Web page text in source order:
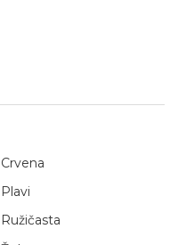
Crvena
Plavi
Ružičasta